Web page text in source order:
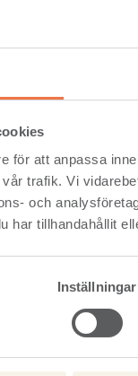
för att anpassa
trafik. Vi
och
har tillhandahållit
Inställningar
is also
accept
cookie